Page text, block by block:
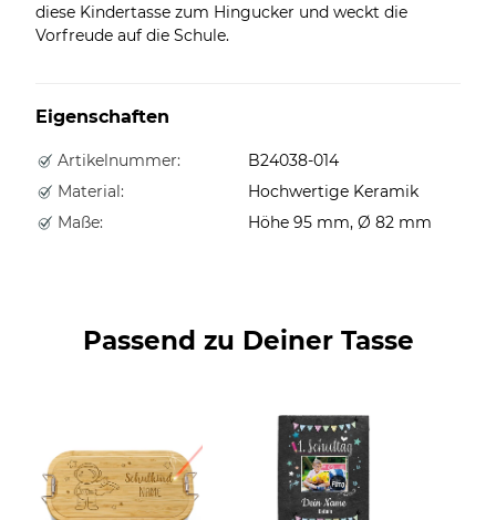
diese Kindertasse zum Hingucker und weckt die
Vorfreude auf die Schule.
Eigenschaften
Artikelnummer:
B24038-014
Material:
Hochwertige Keramik
Maße:
Höhe 95 mm, Ø 82 mm
Passend zu Deiner Tasse